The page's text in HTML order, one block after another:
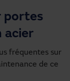
portes
acier
fréquentes sur
de ce